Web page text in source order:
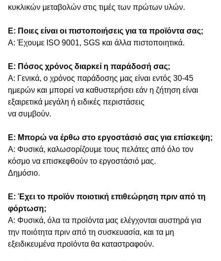
κυκλικών μεταβολών στις τιμές των πρώτων υλών.
Ε: Ποιες είναι οι πιστοποιήσεις για τα προϊόντα σας;
Α: Έχουμε ISO 9001, SGS και άλλα πιστοποιητικά.
Ε: Πόσος χρόνος διαρκεί η παράδοσή σας;
Α: Γενικά, ο χρόνος παράδοσης μας είναι εντός 30-45
ημερών και μπορεί να καθυστερήσει εάν η ζήτηση είναι
εξαιρετικά μεγάλη ή ειδικές περιστάσεις
να συμβούν.
Ε: Μπορώ να έρθω στο εργοστάσιό σας για επίσκεψη;
Α: Φυσικά, καλωσορίζουμε τους πελάτες από όλο τον
κόσμο να επισκεφθούν το εργοστάσιό μας.
Δημόσιο.
Ε: Έχει το προϊόν ποιοτική επιθεώρηση πριν από τη
φόρτωση;
Α: Φυσικά, όλα τα προϊόντα μας ελέγχονται αυστηρά για
την ποιότητα πριν από τη συσκευασία, και τα μη
εξειδικευμένα προϊόντα θα καταστραφούν.